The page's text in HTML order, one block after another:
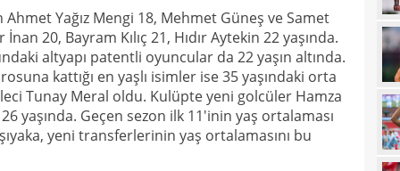
Yağız Mengi 18, Mehmet Güneş ve Samet
20, Bayram Kılıç 21, Hıdır Aytekin 22 yaşında.
altyapı patentli oyuncular da 22 yaşın altında.
kattığı en yaşlı isimler ise 35 yaşındaki orta
Tunay Meral oldu. Kulüpte yeni golcüler Hamza
yaşında. Geçen sezon ilk 11'inin yaş ortalaması
yeni transferlerinin yaş ortalamasını bu